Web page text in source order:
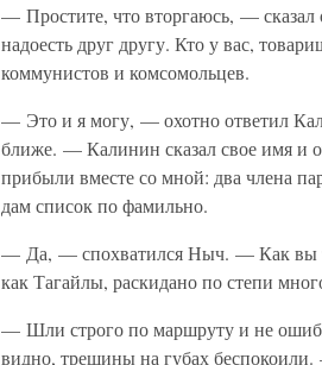
— Простите, что вторгаюсь, —
надоесть друг другу. Кто у вас,
коммунистов и комсомольцев.
— Это и я могу, — охотно ответил
ближе. — Калинин сказал свое имя и
прибыли вместе со мной: два члена
дам список по фамильно.
— Да, — спохватился Ныч. — Как вы
как Тагайлы, раскидано по степи
— Шли строго по маршруту и не
видно, трещины на губах